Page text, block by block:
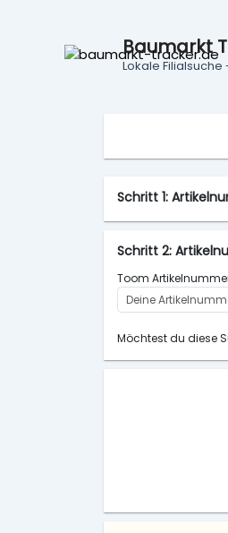
Baumarkt
Lokale
Schritt 1:
Schritt 2:
Toom
Möchtest du diese